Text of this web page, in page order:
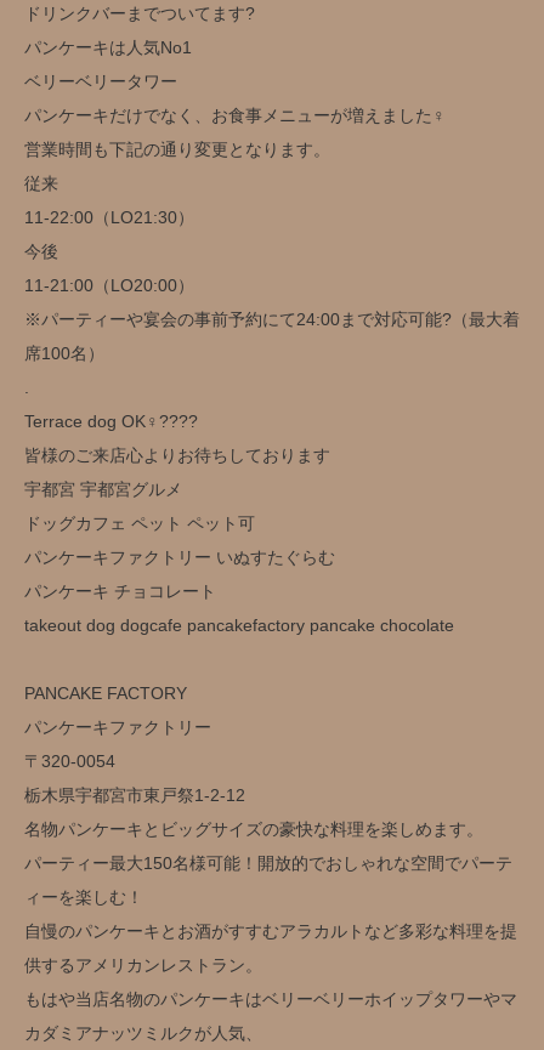
ドリンクバーまでついてます?
パンケーキは人気No1
ベリーベリータワー
パンケーキだけでなく、お食事メニューが増えました‍♀️
営業時間も下記の通り変更となります。
従来
11-22:00（LO21:30）
今後
11-21:00（LO20:00）
※パーティーや宴会の事前予約にて24:00まで対応可能?（最大着
席100名）
Terrace dog OK‍♀️??‍??
皆様のご来店心よりお待ちしております
宇都宮 宇都宮グルメ
ドッグカフェ ペット ペット可
パンケーキファクトリー いぬすたぐらむ
パンケーキ チョコレート
takeout dog dogcafe pancakefactory pancake chocolate
PANCAKE FACTORY
パンケーキファクトリー
〒320-0054
栃木県宇都宮市東戸祭1-2-12
名物パンケーキとビッグサイズの豪快な料理を楽しめます。
パーティー最大150名様可能！開放的でおしゃれな空間でパーテ
ィーを楽しむ！
自慢のパンケーキとお酒がすすむアラカルトなど多彩な料理を提
供するアメリカンレストラン。
もはや当店名物のパンケーキはベリーベリーホイップタワーやマ
カダミアナッツミルクが人気、